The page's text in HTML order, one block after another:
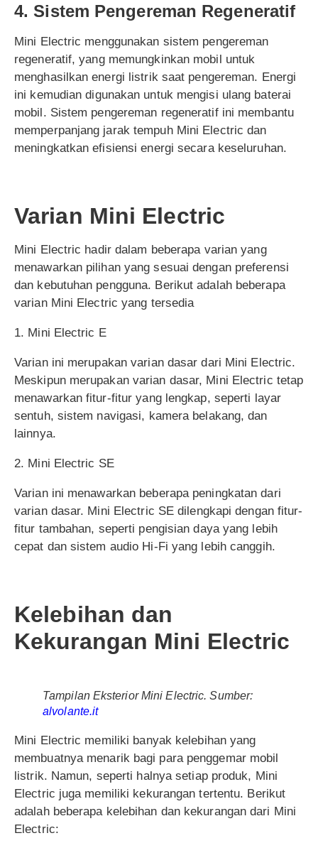
4. Sistem Pengereman Regeneratif
Mini Electric menggunakan sistem pengereman
regeneratif, yang memungkinkan mobil untuk
menghasilkan energi listrik saat pengereman. Energi
ini kemudian digunakan untuk mengisi ulang baterai
mobil. Sistem pengereman regeneratif ini membantu
memperpanjang jarak tempuh Mini Electric dan
meningkatkan efisiensi energi secara keseluruhan.
Varian Mini Electric
Mini Electric hadir dalam beberapa varian yang
menawarkan pilihan yang sesuai dengan preferensi
dan kebutuhan pengguna. Berikut adalah beberapa
varian Mini Electric yang tersedia
1. Mini Electric E
Varian ini merupakan varian dasar dari Mini Electric.
Meskipun merupakan varian dasar, Mini Electric tetap
menawarkan fitur-fitur yang lengkap, seperti layar
sentuh, sistem navigasi, kamera belakang, dan
lainnya.
2. Mini Electric SE
Varian ini menawarkan beberapa peningkatan dari
varian dasar. Mini Electric SE dilengkapi dengan fitur-
fitur tambahan, seperti pengisian daya yang lebih
cepat dan sistem audio Hi-Fi yang lebih canggih.
Kelebihan dan
Kekurangan Mini Electric
Tampilan Eksterior Mini Electric. Sumber:
alvolante.it
Mini Electric memiliki banyak kelebihan yang
membuatnya menarik bagi para penggemar mobil
listrik. Namun, seperti halnya setiap produk, Mini
Electric juga memiliki kekurangan tertentu. Berikut
adalah beberapa kelebihan dan kekurangan dari Mini
Electric: